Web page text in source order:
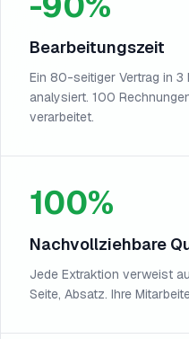
Bearbeitungszeit
Ein 80-seitiger Vertrag in
analysiert. 100
verarbeitet.
100%
Nachvollziehbare
Jede Extraktion verweist
Seite, Absatz. Ihre